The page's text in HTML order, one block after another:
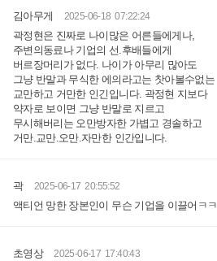
김아무게 2025-06-18 07:22:24
곽정현은 진짜로 나이많은 어른들에게나,
주변의동료나 기업의 선.후배들에게
버르장머리가 없다. 나이가 아무리 많아도
그냥 반말과 무식한 에의라고는 찻아볼수없는
교만하고 거만한 인긴입니다. 곽정현 지보다
약자로 보이면 그냥 반말로 지르고
무시해버리는 오만방자한 가볍고 경솔하고
거만.교만.오만.자만한 인간입니다.
곽 2025-06-17 20:55:52
액티언 망한 장본인이 무슨 기업을 이끌어ㅋㅋ
초영상 2025-06-17 17:40:43